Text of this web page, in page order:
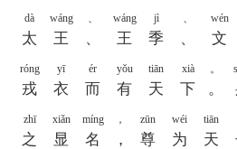
dà
太
wáng
王
、
、
wáng
王
jì
季
、
、
wén
文
róng
戎
yī
衣
ér
而
yǒu
有
tiān
天
xià
下
。
。
zhī
之
xiǎn
显
míng
名
，
，
zūn
尊
wéi
为
tiān
天